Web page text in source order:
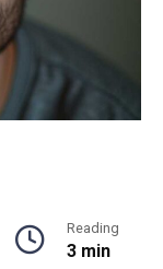
Reading
3 min